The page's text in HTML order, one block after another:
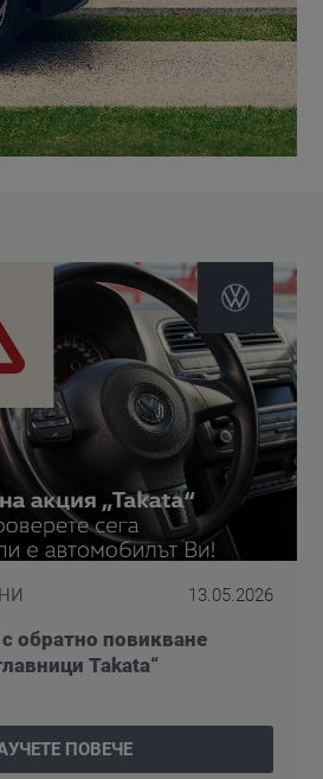
13.05.2026
обратно повикване
Takata“
ПОВЕЧЕ